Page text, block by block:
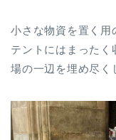
小さな物資を置く用
テントにはまった
場の一辺を埋め尽く